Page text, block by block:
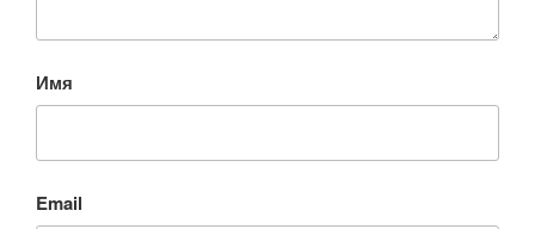
Имя
Email